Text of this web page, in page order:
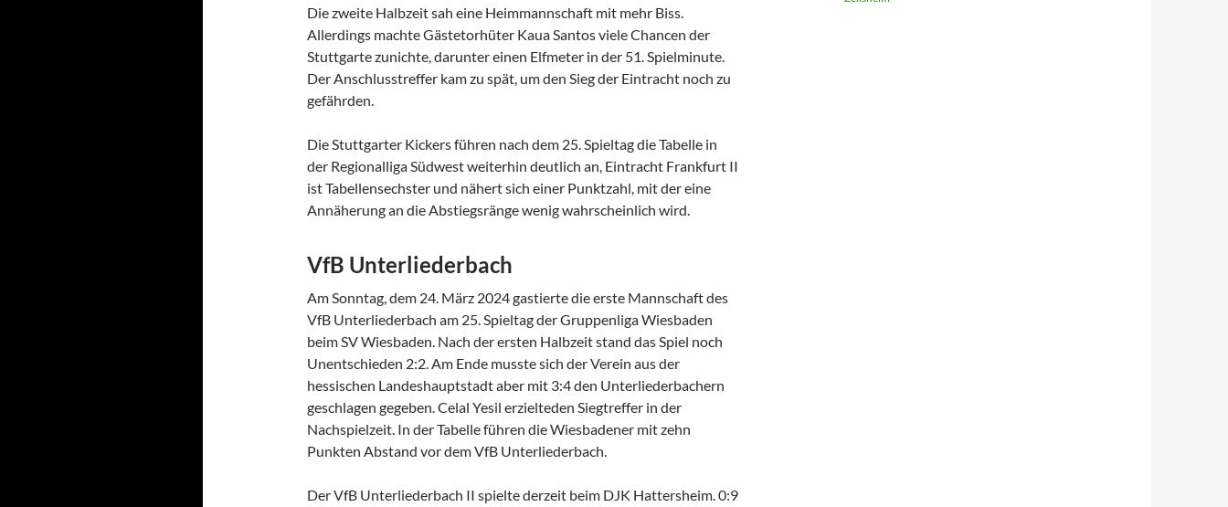
Die zweite Halbzeit sah eine Heimmannschaft mit mehr Biss.
Allerdings machte Gästetorhüter Kaua Santos viele Chancen der
Stuttgarte zunichte, darunter einen Elfmeter in der 51. Spielminute.
Der Anschlusstreffer kam zu spät, um den Sieg der Eintracht noch zu
gefährden.
Die Stuttgarter Kickers führen nach dem 25. Spieltag die Tabelle in
der Regionalliga Südwest weiterhin deutlich an, Eintracht Frankfurt II
ist Tabellensechster und nähert sich einer Punktzahl, mit der eine
Annäherung an die Abstiegsränge wenig wahrscheinlich wird.
VfB Unterliederbach
Am Sonntag, dem 24. März 2024 gastierte die erste Mannschaft des
VfB Unterliederbach am 25. Spieltag der Gruppenliga Wiesbaden
beim SV Wiesbaden. Nach der ersten Halbzeit stand das Spiel noch
Unentschieden 2:2. Am Ende musste sich der Verein aus der
hessischen Landeshauptstadt aber mit 3:4 den Unterliederbachern
geschlagen gegeben. Celal Yesil erzielteden Siegtreffer in der
Nachspielzeit. In der Tabelle führen die Wiesbadener mit zehn
Punkten Abstand vor dem VfB Unterliederbach.
Der VfB Unterliederbach II spielte derzeit beim DJK Hattersheim. 0:9